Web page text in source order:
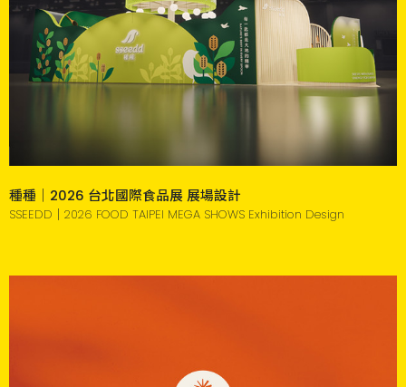
種種｜2026 台北國際食品展 展場設計
SSEEDD｜2026 FOOD TAIPEI MEGA SHOWS Exhibition Design